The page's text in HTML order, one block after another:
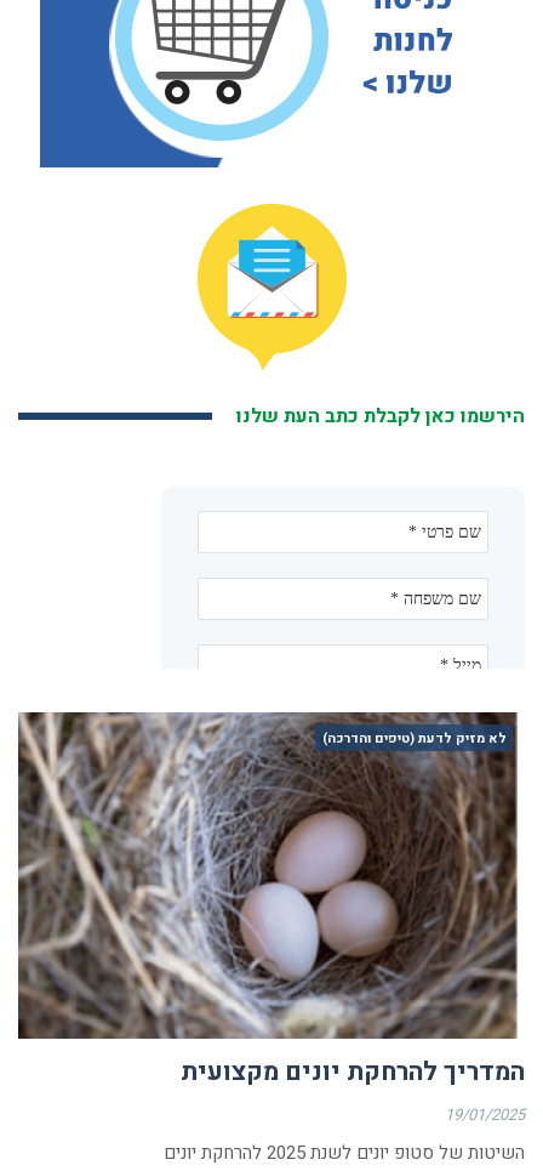
הירשמו כאן לקבלת כתב העת שלנו
לא מזיק לדעת (טיפים והדרכה)
המדריך להרחקת יונים מקצועית
19/01/2025
השיטות של סטופ יונים לשנת 2025 להרחקת יונים